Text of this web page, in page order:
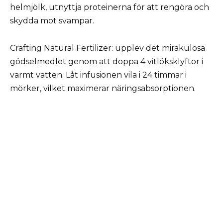
helmjölk, utnyttja proteinerna för att rengöra och
skydda mot svampar.
Crafting Natural Fertilizer: upplev det mirakulösa
gödselmedlet genom att doppa 4 vitlöksklyftor i
varmt vatten. Låt infusionen vila i 24 timmar i
mörker, vilket maximerar näringsabsorptionen.